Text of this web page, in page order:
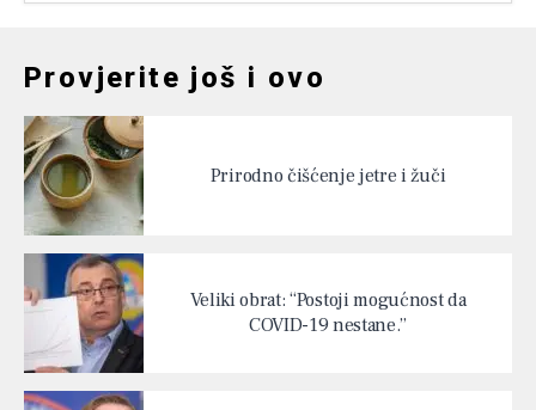
Provjerite još i ovo
Prirodno čišćenje jetre i žuči
Veliki obrat: “Postoji mogućnost da
COVID-19 nestane.”